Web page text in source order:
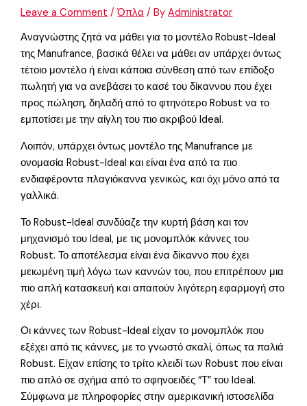
Leave a Comment /Όπλα / ByAdministrator
Αναγνώστης ζητά να μάθει για το μοντέλο Robust-Ideal
της Manufrance, βασικά θέλει να μάθει αν υπάρχει όντως
τέτοιο μοντέλο ή είναι κάποια σύνθεση από των επίδοξο
πωλητή για να ανεβάσει το κασέ του δίκαννου που έχει
προς πώληση, δηλαδή από το φτηνότερο Robust να το
εμποτίσει με την αίγλη του πιο ακριβού Ideal.
Λοιπόν, υπάρχει όντως μοντέλο της Manufrance με
ονομασία Robust-Ideal και είναι ένα από τα πιο
ενδιαφέροντα πλαγιόκαννα γενικώς, και όχι μόνο από τα
γαλλικά.
Το Robust-Ideal συνδύαζε την κυρτή βάση και τον
μηχανισμό του Ideal, με τις μονομπλόκ κάννες του
Robust. Το αποτέλεσμα είναι ένα δίκαννο που έχει
μειωμένη τιμή λόγω των καννών του, που επιτρέπουν μια
πιο απλή κατασκευή και απαιτούν λιγότερη εφαρμογή στο
χέρι.
Οι κάννες των Robust-Ideal είχαν το μονομπλόκ που
εξέχει από τις κάννες, με το γνωστό σκαλί, όπως τα παλιά
Robust. Είχαν επίσης το τρίτο κλειδί των Robust που είναι
πιο απλό σε σχήμα από το σφηνοειδές “Τ” του Ideal.
Σύμφωνα με πληροφορίες στην αμερικανική ιστοσελίδα